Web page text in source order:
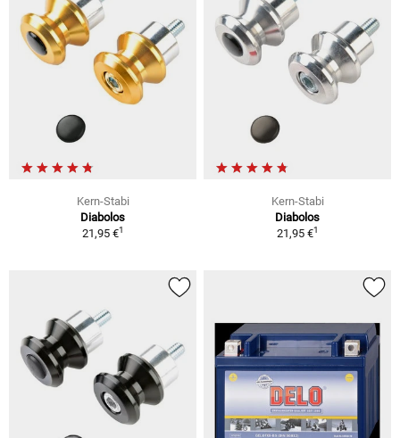
Kern-Stabi
Diabolos
21,95 €1
Kern-Stabi
Diabolos
21,95 €1